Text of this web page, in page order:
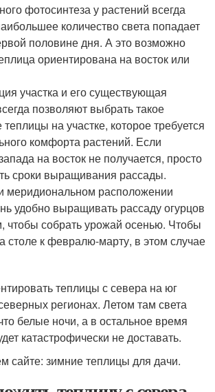
фотосинтеза у растений всегда
количество света попадает
половине дня. А это возможно
ориентирована на восток или
участка и его существующая
позволяют выбрать такое
на участке, которое требуется
комфорта растений. Если
на восток не получается, просто
сроки выращивания рассады.
меридиональном расположении
удобно выращивать рассаду огурцов
чтобы собрать урожай осенью. Чтобы
к февралю-марту, в этом случае
теплицы с севера на юг
регионах. Летом там света
белые ночи, а в остальное время
катастрофически не доставать.
сайте: зимние теплицы для дачи.